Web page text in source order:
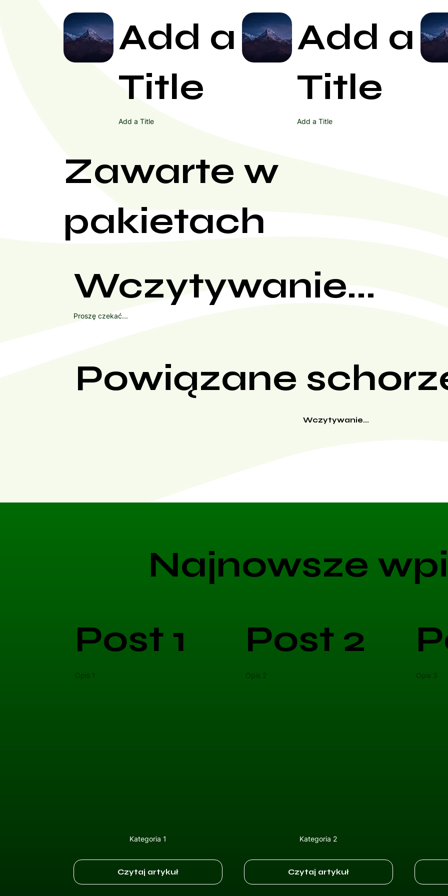
Add a
Title
Add a Title
Add a
Title
Add a Title
Zawarte w
pakietach
Wczytywanie...
Proszę czekać...
Powiązane
Wczytywanie...
Najnowsze
Post 1
Opis 1
Kategoria 1
Czytaj artykuł
Post 2
Opis 2
Kategoria 2
Czytaj artykuł
Opis 3